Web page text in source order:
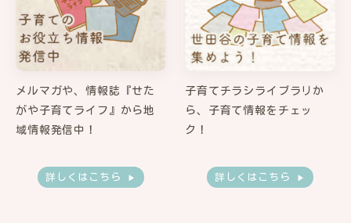
メルマガや、情報誌『せた
がや子育てライフ』から地
域情報発信中！
子育てチラシライブラリか
ら、子育て情報をチェッ
ク！